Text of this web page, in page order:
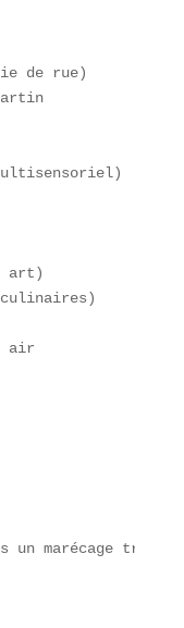
de rue)
art)
air
marécage